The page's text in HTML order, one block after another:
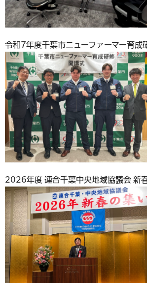
令和7年度千葉市ニューファーマー育成
2026年度 連合千葉中央地域協議会 新